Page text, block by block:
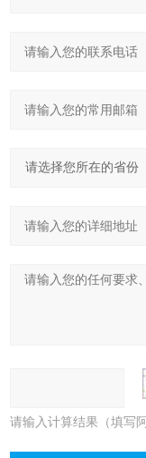
请输入计算结果（填写